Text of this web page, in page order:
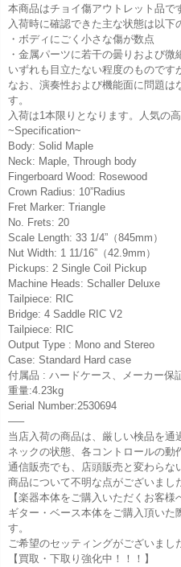
本商品はチョイ傷アウトレット品で
入荷時に確認できた主な状態は以下
・ボディにごく小さな傷が数点
・金属パーツに若干の曇りおよび微
いずれも目立たない程度のもので
なお、演奏性および機能面に問題
す。
入荷は1本限りとなります。人気の
~Specification~
Body: Solid Maple
Neck: Maple, Through body
Fingerboard Wood: Rosewood
Crown Radius: 10”Radius
Fret Marker: Triangle
No. Frets: 20
Scale Length: 33 1/4”（845mm）
Nut Width: 1 11/16”（42.9mm）
Pickups: 2 Single Coil Pickup
Machine Heads: Schaller Deluxe
Tailpiece: RIC
Bridge: 4 Saddle RIC V2
Tailpiece: RIC
Output Type : Mono and Stereo
Case: Standard Hard case
付属品 : ハードケース、メーカー保
重量:4.23kg
Serial Number:2530694
—–
当店入荷の商品は、厳しい検品を通
ネックの状態、各コントロールの
通信販売でも、店頭販売と変わら
商品について不明な点がございま
【楽器本体をご購入いただくお客様
ギター・ベース本体をご購入頂い
す。
ご希望のセッティングがございま
【買取・下取り強化中！！！】